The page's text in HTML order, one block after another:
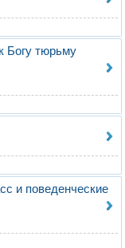
Богу тюрьму
и поведенческие